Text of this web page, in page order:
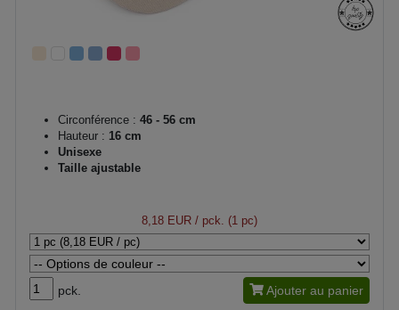
Circonférence : 46 - 56 cm
Hauteur : 16 cm
Unisexe
Taille ajustable
8,18 EUR / pck. (1 pc)
pck. Ajouter au panier